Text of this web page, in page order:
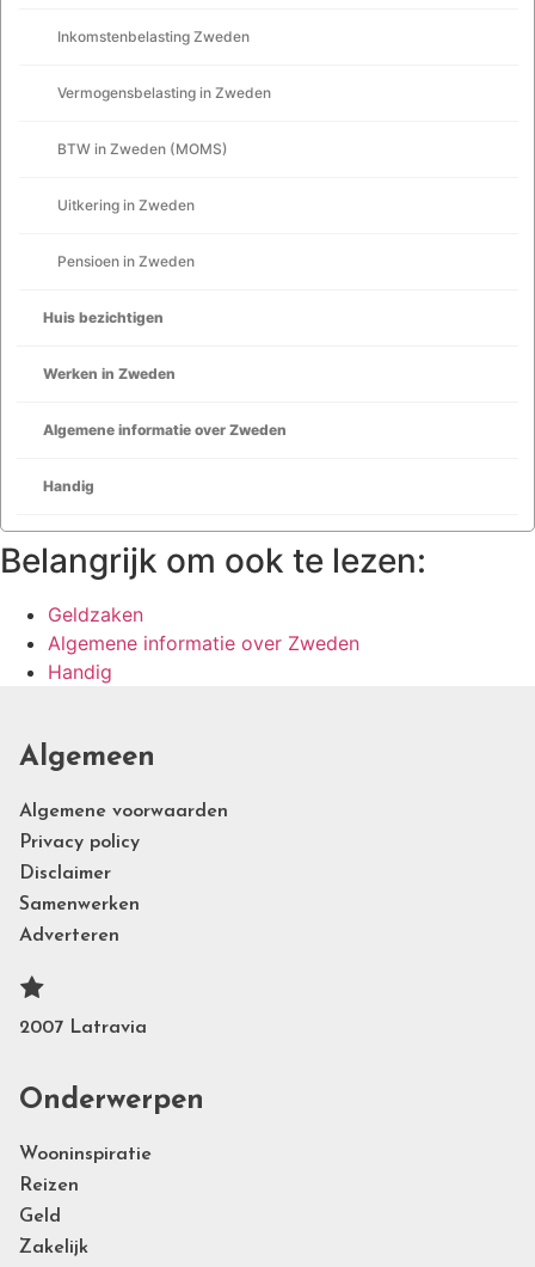
Inkomstenbelasting Zweden
Vermogensbelasting in Zweden
BTW in Zweden (MOMS)
Uitkering in Zweden
Pensioen in Zweden
Huis bezichtigen
Werken in Zweden
Algemene informatie over Zweden
Handig
Belangrijk om ook te lezen:
Geldzaken
Algemene informatie over Zweden
Handig
Algemeen
Algemene voorwaarden
Privacy policy
Disclaimer
Samenwerken
Adverteren
2007 Latravia
Onderwerpen
Wooninspiratie
Reizen
Geld
Zakelijk